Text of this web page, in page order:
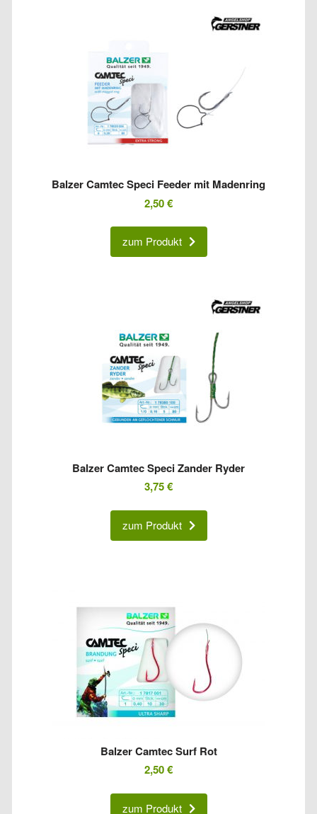
Balzer Camtec Speci Feeder mit Madenring
2,50€
zum Produkt
Balzer Camtec Speci Zander Ryder
3,75€
zum Produkt
Balzer Camtec Surf Rot
2,50€
zum Produkt